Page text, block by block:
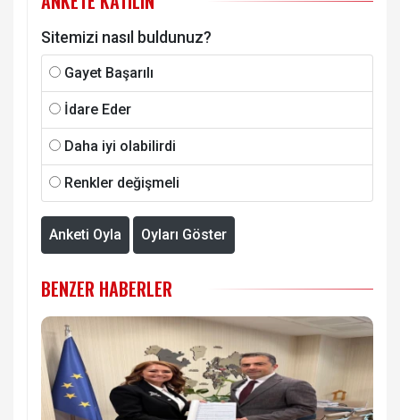
Sitemizi nasıl buldunuz?
Gayet Başarılı
İdare Eder
Daha iyi olabilirdi
Renkler değişmeli
Anketi Oyla Oyları Göster
BENZER HABERLER